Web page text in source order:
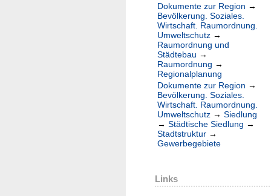
Dokumente zur Region →
Bevölkerung. Soziales.
Wirtschaft. Raumordnung.
Umweltschutz →
Raumordnung und
Städtebau →
Raumordnung →
Regionalplanung
Dokumente zur Region →
Bevölkerung. Soziales.
Wirtschaft. Raumordnung.
Umweltschutz → Siedlung
→ Städtische Siedlung →
Stadtstruktur →
Gewerbegebiete
Links